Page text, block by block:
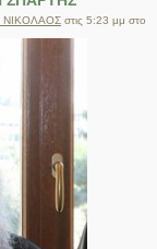
στις 5:23 μμ στο